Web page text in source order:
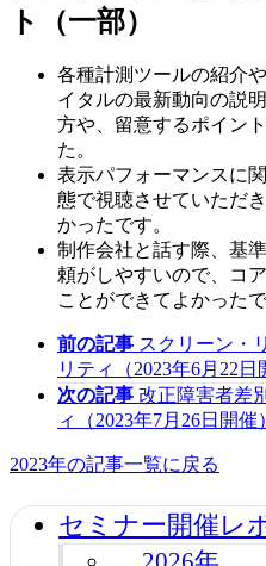
ト（一部）
各種計測ツールの紹介
イタルの最新動向の説
方や、留意するポイン
た。
表示パフォーマンスに
態で視聴させていただ
かったです。
制作会社と話す際、基
頼がしやすいので、コ
ことができてよかったで
前の記事 スクリーン・
リティ（2023年6月22日
次の記事 改正障害者差
ィ（2023年7月26日開催）
2023年の記事一覧に戻る
セミナー開催レ
2026年